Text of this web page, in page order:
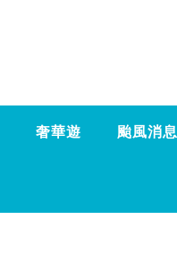
奢華遊 颱風消息